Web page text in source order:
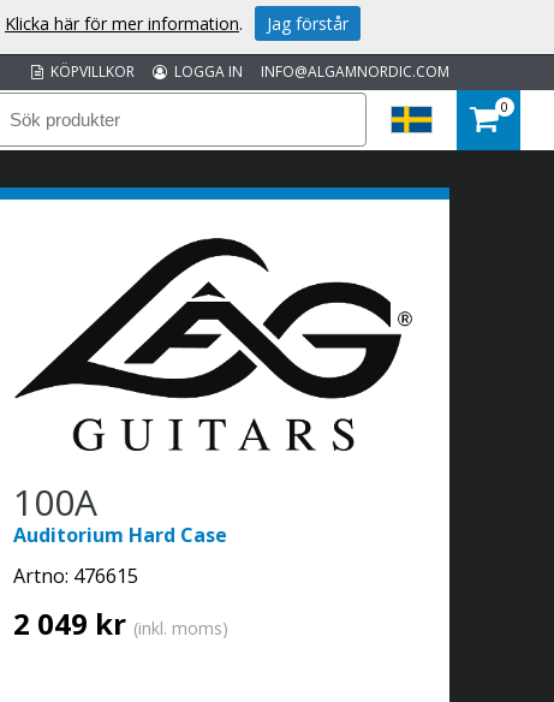
INFO@ALGAMNORDIC.COM
LOGGA IN
KÖPVILLKOR
0
100A
Auditorium Hard Case
Artno: 476615
2 049 kr (inkl. moms)
Klicka här för mer information. Jag förstår